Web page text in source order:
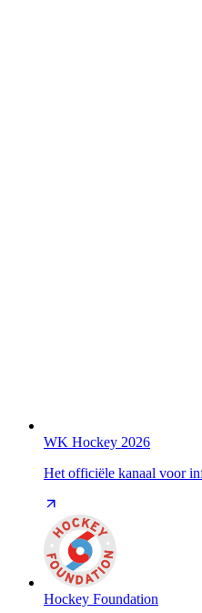
WK Hockey 2026
Het officiële kanaal voor
Hockey Foundation